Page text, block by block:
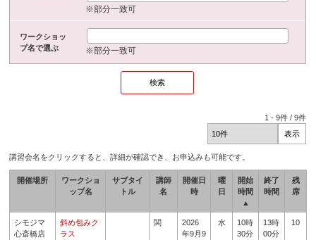
※部分一致可
ワークショッ
プ名で選ぶ
※部分一致可
1 -9件 /9件
講習会名をクリックすると、詳細が確認でき、お申込みも可能です。
開催場所
ワークショ
ップ名
サブタイ
トル
講師
名
開催日
時
曜
日
開始
時間
▲
終了
時間
残
席
シモジマ
心斎橋店
斜め包みク
ラス
関
2026
年9月9
水
10時
30分
13時
00分
10